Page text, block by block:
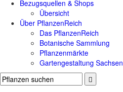
Bezugsquellen & Shops
Übersicht
Über PflanzenReich
Das PflanzenReich
Botanische Sammlung
Pflanzenmärkte
Gartengestaltung Sachsen